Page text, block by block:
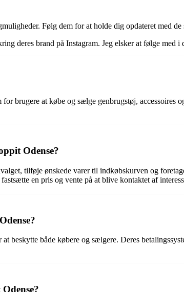
Følg dem for at holde dig opdateret med
deres brand på Instagram. Jeg elsker at følge
brugere at købe og sælge genbrugstøj,
Odense?
tilføje ønskede varer til indkøbskurven og
en pris og vente på at blive kontaktet af
beskytte både købere og sælgere. Deres